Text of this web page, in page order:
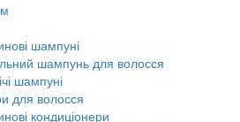
шампуні
шампунь для волосся
шампуні
для волосся
кондиціонери